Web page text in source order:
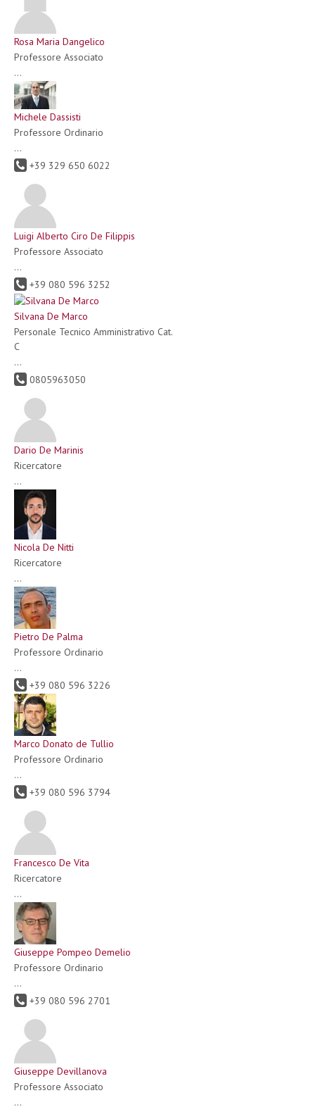
Rosa Maria Dangelico
Professore Associato
...
Michele Dassisti
Professore Ordinario
...
+39 329 650 6022
Luigi Alberto Ciro De Filippis
Professore Associato
...
+39 080 596 3252
Silvana De Marco
Personale Tecnico Amministrativo Cat.
C
...
0805963050
Dario De Marinis
Ricercatore
...
Nicola De Nitti
Ricercatore
...
Pietro De Palma
Professore Ordinario
...
+39 080 596 3226
Marco Donato de Tullio
Professore Ordinario
...
+39 080 596 3794
Francesco De Vita
Ricercatore
...
Giuseppe Pompeo Demelio
Professore Ordinario
...
+39 080 596 2701
Giuseppe Devillanova
Professore Associato
...